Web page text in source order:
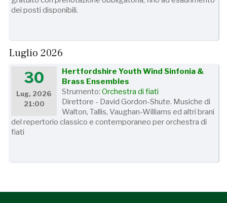
dei posti disponibili.
Luglio 2026
30
Lug, 2026
21:00
Hertfordshire Youth Wind Sinfonia &
Brass Ensembles
Strumento:Orchestra di fiati
Direttore - David Gordon-Shute. Musiche di
Walton, Tallis, Vaughan-Williams ed altri brani
del repertorio classico e contemporaneo per orchestra di
fiati